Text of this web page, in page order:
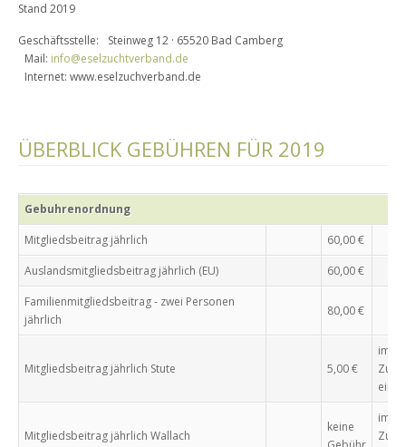
Stand 2019
Geschäftsstelle: Steinweg 12 · 65520 Bad Camberg
Mail: info@eselzuchtverband.de
Internet: www.eselzuchverband.de
ÜBERBLICK GEBÜHREN FÜR 2019
Gebuhrenordnung
Mitgliedsbeitrag jährlich
60,00 €
Auslandsmitgliedsbeitrag jährlich (EU)
60,00 €
Familienmitgliedsbeitrag - zwei Personen
jährlich
80,00 €
Mitgliedsbeitrag jährlich Stute 5,00 €
im
Mitgliedsbeitrag jährlich Wallach
keine
im